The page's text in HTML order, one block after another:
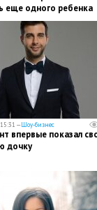
еще одного ребенка
—Шоу-бизнес
впервые показал
дочку